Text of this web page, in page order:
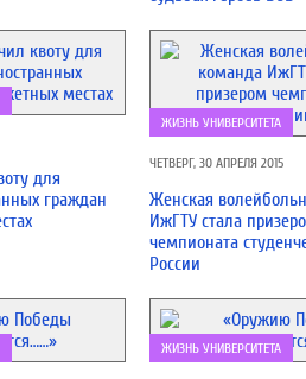
для
граждан
ЖИЗНЬ УНИВЕРСИТЕТА
ЧЕТВЕРГ, 30 АПРЕЛЯ 2015
Женская
ИжГТУ стала
чемпионата
России
ЖИЗНЬ УНИВЕРСИТЕТА